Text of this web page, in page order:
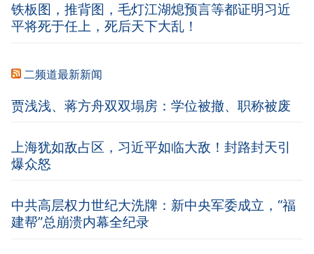
铁板图，推背图，毛灯江湖熄预言等都证明习近
平将死于任上，死后天下大乱！
二频道最新新闻
贾浅浅、蒋方舟双双塌房：学位被撤、职称被废
上海犹如敌占区，习近平如临大敌！封路封天引
爆众怒
中共高层权力世纪大洗牌：新中央军委成立，“福
建帮”总崩溃内幕全纪录